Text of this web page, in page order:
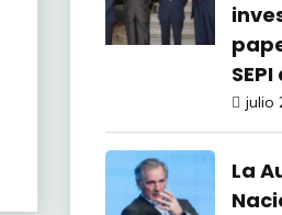
julio
La